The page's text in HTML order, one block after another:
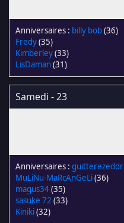
billy bob(36)
Fredy(35)
Kimberley(33)
LisDaman(31)
Samedi - 23
guitterezeddr
MuLiNu-MaRcAnGeLi(36)
magus34(35)
sasuke 72 (33)
Kiniki(32)